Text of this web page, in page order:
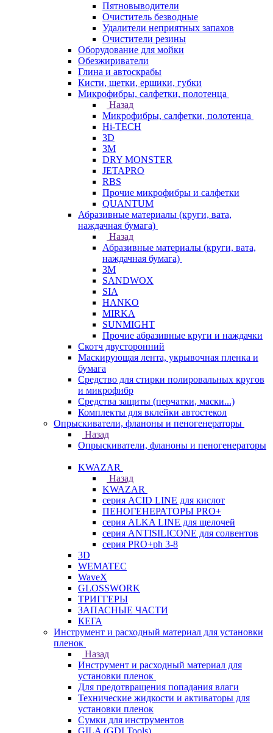
Пятновыводители
Очиститель безводные
Удалители неприятных запахов
Очистители резины
Оборудование для мойки
Обезжириватели
Глина и автоскрабы
Кисти, щетки, ершики, губки
Микрофибры, салфетки, полотенца
Назад
Микрофибры, салфетки, полотенца
Hi-TECH
3D
3М
DRY MONSTER
JETAPRO
RBS
Прочие микрофибры и салфетки
QUANTUM
Абразивные материалы (круги, вата,
наждачная бумага)
Назад
Абразивные материалы (круги, вата,
наждачная бумага)
3М
SANDWOX
SIA
HANKO
MIRKA
SUNMIGHT
Прочие абразивные круги и наждачки
Скотч двусторонний
Маскирующая лента, укрывочная пленка и
бумага
Средство для стирки полировальных кругов
и микрофибр
Средства защиты (перчатки, маски...)
Комплекты для вклейки автостекол
Опрыскиватели, фланоны и пеногенераторы
Назад
Опрыскиватели, фланоны и пеногенераторы
KWAZAR
Назад
KWAZAR
серия ACID LINE для кислот
ПЕНОГЕНЕРАТОРЫ PRO+
серия ALKA LINE для щелочей
серия ANTISILICONE для солвентов
серия PRO+ph 3-8
3D
WEMATEC
WaveX
GLOSSWORK
ТРИГГЕРЫ
ЗАПАСНЫЕ ЧАСТИ
КЕГА
Инструмент и расходный материал для установки
пленок
Назад
Инструмент и расходный материал для
установки пленок
Для предотвращения попадания влаги
Технические жидкости и активаторы для
установки пленок
Сумки для инструментов
GILA (GDI Tools)